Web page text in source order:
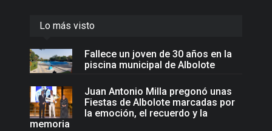
Lo más visto
Fallece un joven de 30 años en la
piscina municipal de Albolote
Juan Antonio Milla pregonó unas
Fiestas de Albolote marcadas por
la emoción, el recuerdo y la
memoria